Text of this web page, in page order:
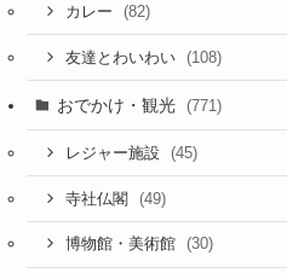
カレー (82)
友達とわいわい (108)
おでかけ・観光 (771)
レジャー施設 (45)
寺社仏閣 (49)
博物館・美術館 (30)